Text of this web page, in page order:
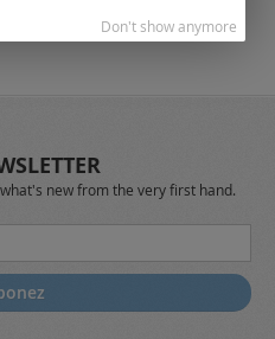
new from the very first hand.
Don't show anymore